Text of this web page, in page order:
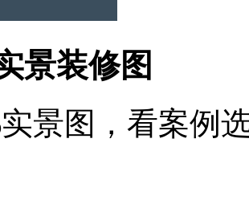
景装修图
实景图，看案例